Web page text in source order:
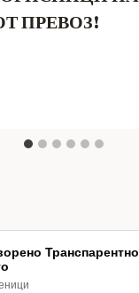
ПРЕВОЗ!
Транспарентно